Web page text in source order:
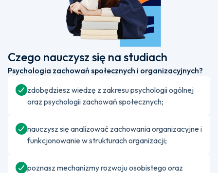
Czego nauczysz się na studiach
Psychologia zachowań społecznych i organizacyjnych?
zdobędziesz wiedzę z zakresu psychologii ogólnej
oraz psychologii zachowań społecznych;
nauczysz się analizować zachowania organizacyjne i
funkcjonowanie w strukturach organizacji;
poznasz mechanizmy rozwoju osobistego oraz